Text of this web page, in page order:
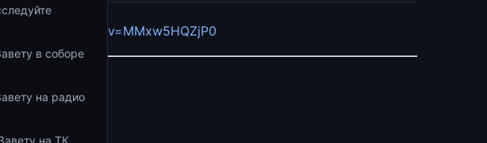
в соборе
на радио
на ТК
watch?v=MMxw5HQZjP0